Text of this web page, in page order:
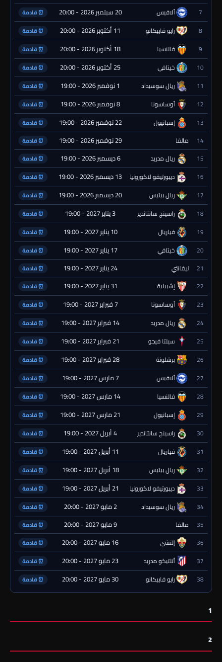
7 ألافيس 20 سبتمبر 2026 - 20:00 ⏰ قادمة
8 رايو فاييكانو 11 أكتوبر 2026 - 20:00 ⏰ قادمة
9 فالنسيا 18 أكتوبر 2026 - 20:00 ⏰ قادمة
10 خيتافي 25 أكتوبر 2026 - 20:00 ⏰ قادمة
11 ريال سوسيداد 1 نوفمبر 2026 - 19:00 ⏰ قادمة
12 أوساسونا 8 نوفمبر 2026 - 19:00 ⏰ قادمة
13 إسبانيول 22 نوفمبر 2026 - 19:00 ⏰ قادمة
14 مالقا 29 نوفمبر 2026 - 19:00 ⏰ قادمة
15 ريال مدريد 6 ديسمبر 2026 - 19:00 ⏰ قادمة
16 ديبورتيفو لاكورونيا 13 ديسمبر 2026 - 19:00 ⏰ قادمة
17 ريال بيتيس 20 ديسمبر 2026 - 19:00 ⏰ قادمة
18 راسينج سانتاندير 3 يناير 2027 - 19:00 ⏰ قادمة
19 فياريال 10 يناير 2027 - 19:00 ⏰ قادمة
20 خيتافي 17 يناير 2027 - 19:00 ⏰ قادمة
21 ليفانتي 24 يناير 2027 - 19:00 ⏰ قادمة
22 إشبيلية 31 يناير 2027 - 19:00 ⏰ قادمة
23 أوساسونا 7 فبراير 2027 - 19:00 ⏰ قادمة
24 ريال مدريد 14 فبراير 2027 - 19:00 ⏰ قادمة
25 سيلتا فيجو 21 فبراير 2027 - 19:00 ⏰ قادمة
26 برشلونة 28 فبراير 2027 - 19:00 ⏰ قادمة
27 ألافيس 7 مارس 2027 - 19:00 ⏰ قادمة
28 فالنسيا 14 مارس 2027 - 19:00 ⏰ قادمة
29 إسبانيول 21 مارس 2027 - 19:00 ⏰ قادمة
30 راسينج سانتاندير 4 أبريل 2027 - 19:00 ⏰ قادمة
31 فياريال 11 أبريل 2027 - 19:00 ⏰ قادمة
32 ريال بيتيس 18 أبريل 2027 - 19:00 ⏰ قادمة
33 ديبورتيفو لاكورونيا 21 أبريل 2027 - 19:00 ⏰ قادمة
34 ريال سوسيداد 2 مايو 2027 - 20:00 ⏰ قادمة
35 مالقا 9 مايو 2027 - 20:00 ⏰ قادمة
36 إلتشي 16 مايو 2027 - 20:00 ⏰ قادمة
37 أتلتيكو مدريد 23 مايو 2027 - 20:00 ⏰ قادمة
38 رايو فاييكانو 30 مايو 2027 - 20:00 ⏰ قادمة
1
2